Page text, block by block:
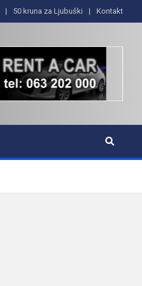
50 kruna za Ljubuški Kontakt